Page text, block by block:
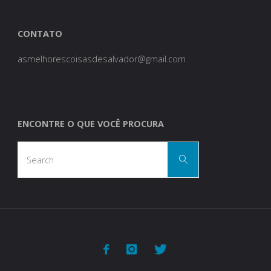
CONTATO
asmelhorescoisasdesalvador@gmail.com
ENCONTRE O QUE VOCÊ PROCURA
Search